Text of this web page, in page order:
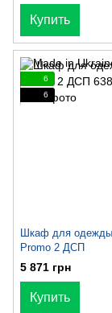
Купить
6
6
Шкаф для одежды
Promo 2 ДСП
5 871 грн
Купить